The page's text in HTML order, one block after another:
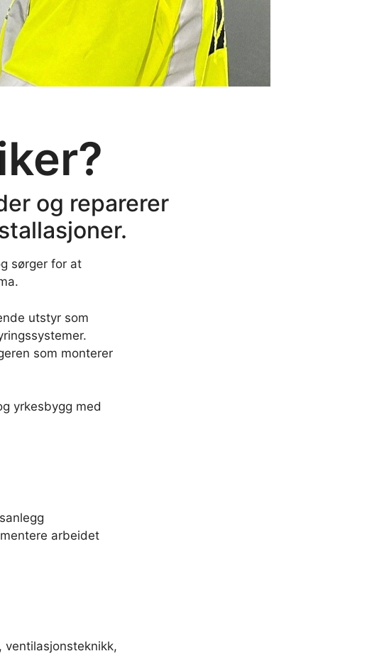
og reparerer
sørger for at
utstyr som
som monterer
yrkesbygg med
arbeidet
ventilasjonsteknikk,